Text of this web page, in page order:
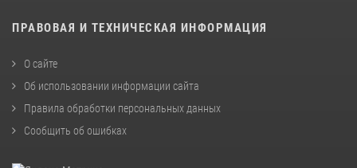
ПРАВОВАЯ И ТЕХНИЧЕСКАЯ ИНФОРМАЦИЯ
О сайте
Об использовании информации сайта
Правила обработки персональных данных
Сообщить об ошибках